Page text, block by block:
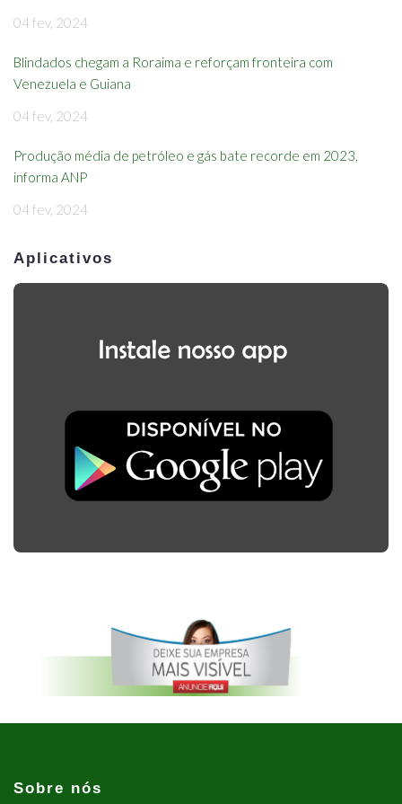
04 fev, 2024
Blindados chegam a Roraima e reforçam fronteira com
Venezuela e Guiana
04 fev, 2024
Produção média de petróleo e gás bate recorde em 2023,
informa ANP
04 fev, 2024
Aplicativos
Sobre nós